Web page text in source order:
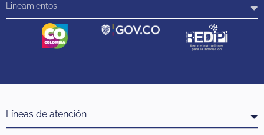
Lineamientos
Líneas de atención